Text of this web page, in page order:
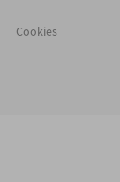
Cookies